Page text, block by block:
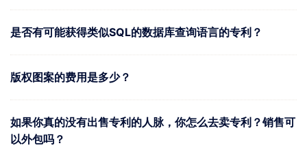
是否有可能获得类似SQL的数据库查询语言的专利？
版权图案的费用是多少？
如果你真的没有出售专利的人脉，你怎么去卖专利？销售可
以外包吗？